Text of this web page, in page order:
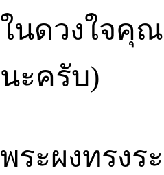
ในดวงใจคุ
นะครับ)
พระผงทรงร